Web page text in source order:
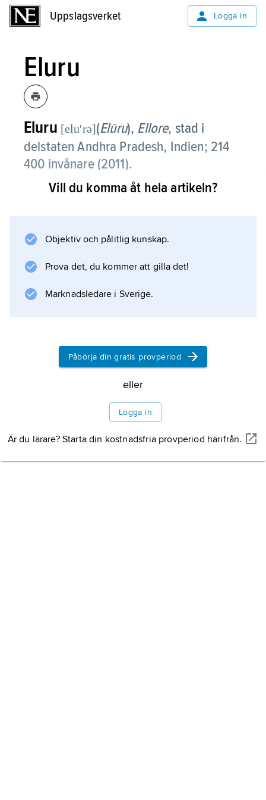
Uppslagsverket Logga in
Eluru
Eluru [eluʹrə](Elūru), Ellore, stad i
delstaten Andhra Pradesh, Indien; 214
400 invånare (2011).
Eluru, beläget vid kanalsystemet mellan
Staden är en viktig handelsplats för ris,
utanför Eluru finns buddhistiska arkeologiska
lämningar.
Information om artikeln
Vill du komma åt hela artikeln?
Objektiv och pålitlig kunskap.
Prova det, du kommer att gilla det!
Marknadsledare i Sverige.
Påbörja din gratis provperiod
eller
Logga in
Är du lärare? Starta din kostnadsfria provperiod härifrån.